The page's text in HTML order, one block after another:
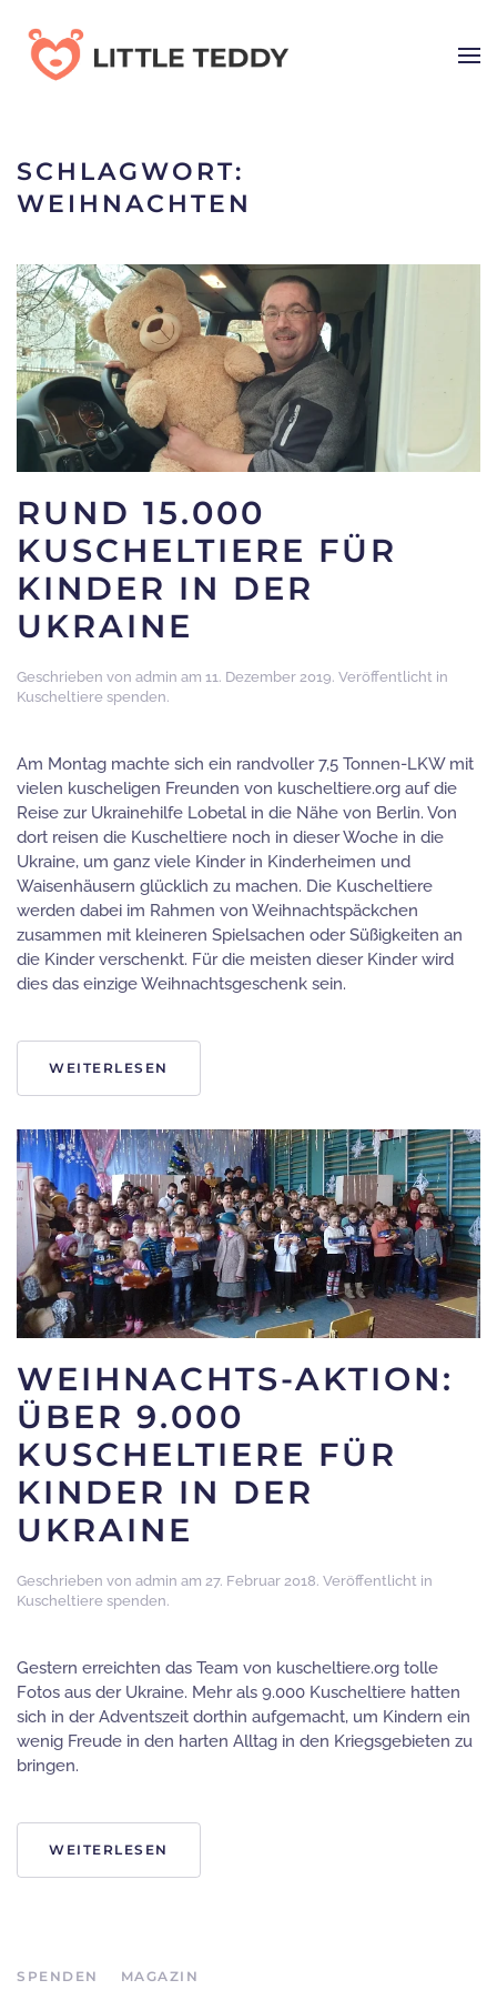
Skip
to
SCHLAGWORT:
WEIHNACHTEN
RUND 15.000
KUSCHELTIERE FÜR
KINDER IN DER
UKRAINE
Geschrieben von admin am 11. Dezember 2019. Veröffentlicht in
Kuscheltiere spenden.
Am Montag machte sich ein randvoller 7,5 Tonnen-LKW mit
vielen kuscheligen Freunden von kuscheltiere.org auf die
Reise zur Ukrainehilfe Lobetal in die Nähe von Berlin. Von
dort reisen die Kuscheltiere noch in dieser Woche in die
Ukraine, um ganz viele Kinder in Kinderheimen und
Waisenhäusern glücklich zu machen. Die Kuscheltiere
werden dabei im Rahmen von Weihnachtspäckchen
zusammen mit kleineren Spielsachen oder Süßigkeiten an
die Kinder verschenkt. Für die meisten dieser Kinder wird
dies das einzige Weihnachtsgeschenk sein.
WEITERLESEN
WEIHNACHTS-AKTION:
ÜBER 9.000
KUSCHELTIERE FÜR
KINDER IN DER
UKRAINE
Geschrieben von admin am 27. Februar 2018. Veröffentlicht in
Kuscheltiere spenden.
Gestern erreichten das Team von kuscheltiere.org tolle
Fotos aus der Ukraine. Mehr als 9.000 Kuscheltiere hatten
sich in der Adventszeit dorthin aufgemacht, um Kindern ein
wenig Freude in den harten Alltag in den Kriegsgebieten zu
bringen.
WEITERLESEN
SPENDEN MAGAZIN